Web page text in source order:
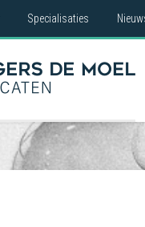
Specialisaties